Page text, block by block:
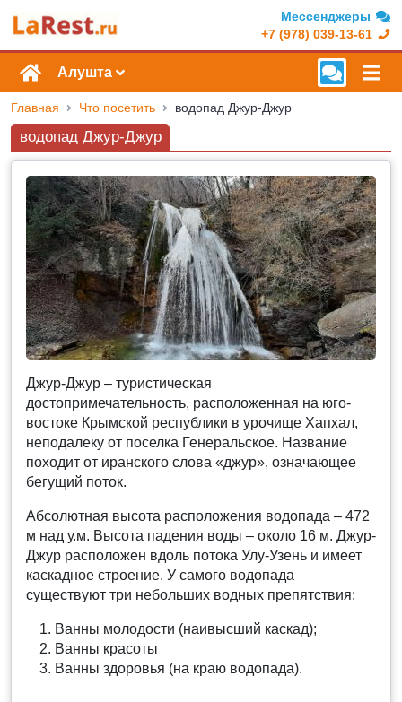
Мессенджеры
+7 (978) 039-13-61
Алушта
Главная Что посетить водопад Джур-Джур
водопад Джур-Джур
Джур-Джур – туристическая
достопримечательность, расположенная на юго-
востоке Крымской республики в урочище Хапхал,
неподалеку от поселка Генеральское. Название
походит от иранского слова «джур», означающее
бегущий поток.
Абсолютная высота расположения водопада – 472
м над у.м. Высота падения воды – около 16 м. Джур-
Джур расположен вдоль потока Улу-Узень и имеет
каскадное строение. У самого водопада
существуют три небольших водных препятствия:
Ванны молодости (наивысший каскад);
Ванны красоты
Ванны здоровья (на краю водопада).